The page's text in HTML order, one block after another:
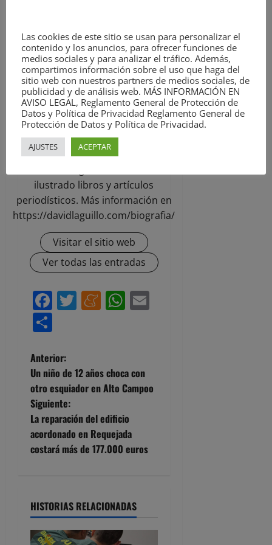
Administrator
David Laguillo (Torrelavega, 1975)
es un periodista, escritor y
fotógrafo español. Desde hace
años ha publicado en medios de
comunicación de ámbito nacional y
local, tanto en publicaciones
generalistas como especializadas.
ilustrado libros y artículos
periodísticos. Más información en
https://davidlaguillo.com/biografia/
Visitar el sitio web
Ver todas las entradas
Facebook
Twitter
Meneame
WhatsApp
N
a
v
e
c
Anterior:
Un niño de 12 años choca con
otro esquiador en Alto Campoo
Siguiente:
La reparación del edificio
acordonado en Requejada
costará más de 177.000 euros
HISTORIAS RELACIONADAS
Las cookies de este sitio se usan para personalizar el
contenido y los anuncios, para ofrecer funciones de
medios sociales y para analizar el tráfico. Además,
compartimos información sobre el uso que haga del
sitio web con nuestros partners de medios sociales, de
publicidad y de análisis web. MÁS INFORMACIÓN EN
AVISO LEGAL, Reglamento General de Protección de
Datos y Política de Privacidad Reglamento General de
Protección de Datos y Política de Privacidad.
AJUSTES ACEPTAR